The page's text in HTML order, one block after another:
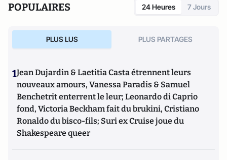
POPULAIRES 24 Heures 7 Jours
PLUS LUS PLUS PARTAGES
1Jean Dujardin & Laetitia Casta étrennent leurs
nouveaux amours, Vanessa Paradis & Samuel
Benchetrit enterrent le leur; Leonardo di Caprio
fond, Victoria Beckham fait du brukini, Cristiano
Ronaldo du bisco-fils; Suri ex Cruise joue du
Shakespeare queer